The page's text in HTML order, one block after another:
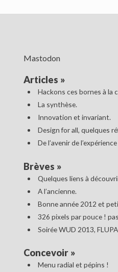
Mastodon
Articles »
Hackons ces bornes à la
La synthèse.
Innovation et invariant.
Design for all, quelques
De l’avenir de
Brèves »
Quelques liens à
A l’ancienne.
Bonne année 2012 et
326 pixels par pouce !
Soirée WUD 2013,
Concevoir»
Menu radial et pépins !